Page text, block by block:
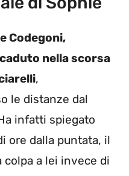
Codegoni,
nella scorsa
,
le distanze dal
infatti spiegato
ore dalla puntata, il
colpa a lei invece di